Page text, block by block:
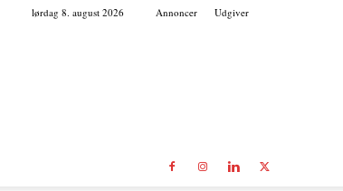
lørdag 8. august 2026 Annoncer Udgiver